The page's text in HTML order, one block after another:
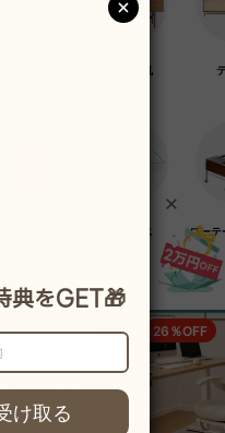
デスク・机
マットレス ローテ
26％OFF